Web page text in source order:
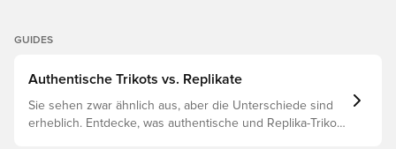
GUIDES
Authentische Trikots vs. Replikate
Sie sehen zwar ähnlich aus, aber die Unterschiede sind
erheblich. Entdecke, was authentische und Replika-Trikots